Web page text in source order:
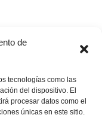
de
tecnologías como las
del dispositivo. El
procesar datos como el
únicas en este sitio.
EN